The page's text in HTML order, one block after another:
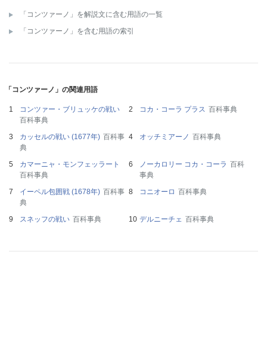
「コンツァーノ」を解説文に含む用語の一覧
「コンツァーノ」を含む用語の索引
「コンツァーノ」の関連用語
コンツァー・ブリュッケの戦い
百科事典
コカ・コーラ プラス 百科事典
カッセルの戦い (1677年) 百科事
典
オッチミアーノ 百科事典
カマーニャ・モンフェッラート
百科事典
ノーカロリー コカ・コーラ 百科
事典
イーペル包囲戦 (1678年) 百科事
典
コニオーロ 百科事典
スネッフの戦い 百科事典 デルニーチェ 百科事典